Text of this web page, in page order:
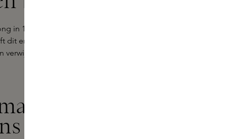
in 1872, bij de Crown Perfumery
dit erfgoed voort in een moderne
naar Queen Victoria, één
en